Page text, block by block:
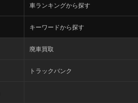
車ランキングから探す
キーワードから探す
廃車買取
トラックバンク